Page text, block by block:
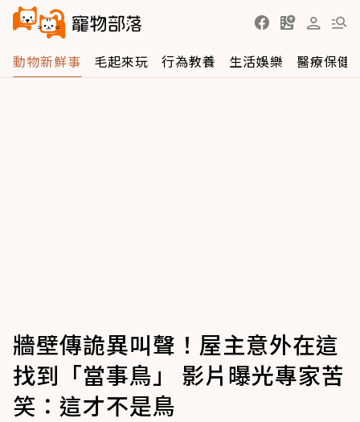
動物新鮮事 毛起來玩 行為教養 生活娛樂 醫療保健
牆壁傳詭異叫聲！屋主意外在這
找到「當事鳥」 影片曝光專家苦
笑：這才不是鳥